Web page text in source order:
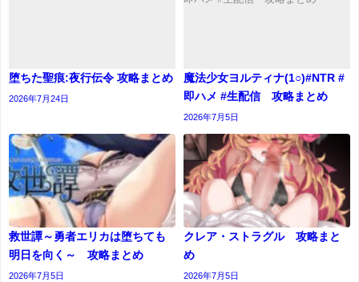
堕ちた聖痕:夜行伝令 攻略まとめ
2026年7月24日
魔法少女ヨルティナ(1○)#NTR #
即ハメ #生配信 攻略まとめ
2026年7月5日
救世譚～勇者エリカは堕ちても
明日を向く～ 攻略まとめ
2026年7月5日
クレア・ストラグル 攻略まと
め
2026年7月5日